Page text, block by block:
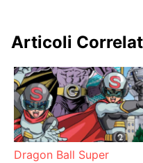
Articoli
Dragon Ball Super